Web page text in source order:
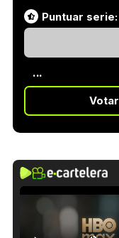
Puntuar serie:
...
Votar